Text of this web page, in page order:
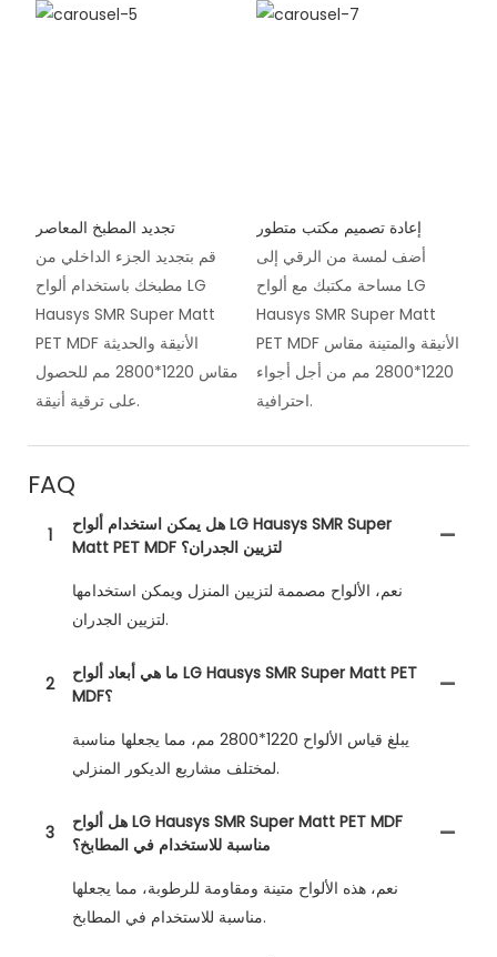
تجديد المطبخ المعاصر
قم بتجديد الجزء الداخلي من
مطبخك باستخدام ألواح LG
Hausys SMR Super Matt
PET MDF الأنيقة والحديثة
مقاس 1220*2800 مم للحصول
على ترقية أنيقة.
إعادة تصميم مكتب متطور
أضف لمسة من الرقي إلى
مساحة مكتبك مع ألواح LG
Hausys SMR Super Matt
PET MDF الأنيقة والمتينة مقاس
1220*2800 مم من أجل أجواء
احترافية.
FAQ
1
هل يمكن استخدام ألواح LG Hausys SMR Super
Matt PET MDF لتزيين الجدران؟
نعم، الألواح مصممة لتزيين المنزل ويمكن استخدامها
لتزيين الجدران.
2
ما هي أبعاد ألواح LG Hausys SMR Super Matt PET
MDF؟
يبلغ قياس الألواح 1220*2800 مم، مما يجعلها مناسبة
لمختلف مشاريع الديكور المنزلي.
3
هل ألواح LG Hausys SMR Super Matt PET MDF
مناسبة للاستخدام في المطابخ؟
نعم، هذه الألواح متينة ومقاومة للرطوبة، مما يجعلها
مناسبة للاستخدام في المطابخ.